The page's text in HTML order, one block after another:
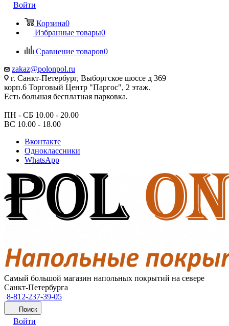
Войти
Корзина0
Избранные товары0
Сравнение товаров0
zakaz@polonpol.ru
г. Санкт-Петербург, Выборгское шоссе д 369
корп.6 Торговый Центр "Паргос", 2 этаж.
Есть большая бесплатная парковка.
ПН - СБ 10.00 - 20.00
ВС 10.00 - 18.00
Вконтакте
Одноклассники
WhatsApp
Самый большой магазин напольных покрытий на севере
Санкт-Петербурга
8-812-237-39-05
Поиск
Войти